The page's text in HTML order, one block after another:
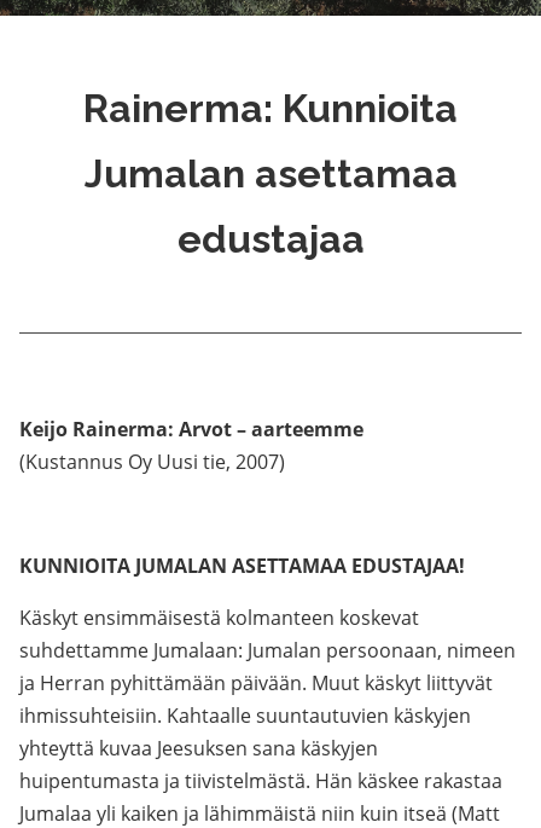
Rainerma: Kunnioita
Jumalan asettamaa
edustajaa
Keijo Rainerma: Arvot – aarteemme
(Kustannus Oy Uusi tie, 2007)
KUNNIOITA JUMALAN ASETTAMAA EDUSTAJAA!
Käskyt ensimmäisestä kolmanteen koskevat
suhdettamme Jumalaan: Jumalan persoonaan, nimeen
ja Herran pyhittämään päivään. Muut käskyt liittyvät
ihmissuhteisiin. Kahtaalle suuntautuvien käskyjen
yhteyttä kuvaa Jeesuksen sana käskyjen
huipentumasta ja tiivistelmästä. Hän käskee rakastaa
Jumalaa yli kaiken ja lähimmäistä niin kuin itseä (Matt